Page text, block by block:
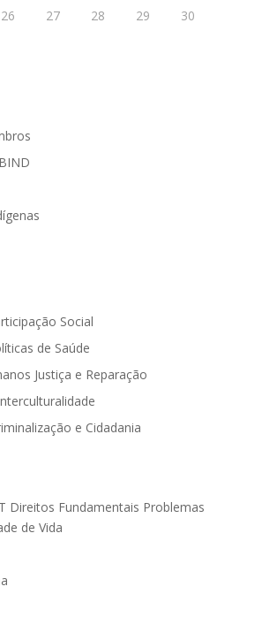
26 27 28 29
30
Social
de Saúde
Justiça e Reparação
e Cidadania
Direitos Fundamentais Problemas
de Vida